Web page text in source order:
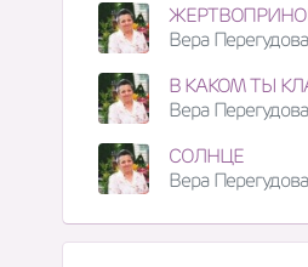
Вера Перегудова
В КАКОМ ТЫ
Вера Перегудова
СОЛНЦЕ
Вера Перегудова